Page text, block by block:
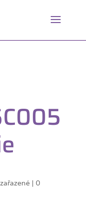
| 0